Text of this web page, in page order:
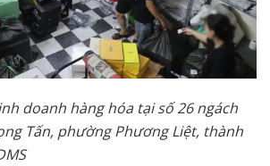
doanh hàng hóa tại số 26 ngách
Tấn, phường Phương Liệt, thành